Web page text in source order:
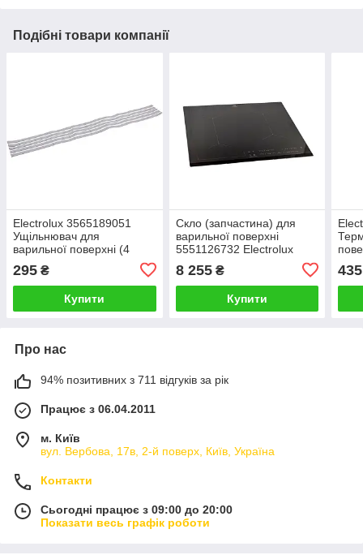
Подібні товари компанії
Electrolux 3565189051
Ущільнювач для
варильної поверхні (4
295 ₴
Купити
Скло (запчастина) для
варильної поверхні
5551126732 Electrolux
8 255₴
Купити
435
Про нас
94% позитивних з 711 відгуків за рік
Працює з 06.04.2011
м. Київ
вул. Вербова, 17в, 2-й поверх, Київ, Україна
Контакти
Сьогодні працює з 09:00 до 20:00
Показати весь графік роботи